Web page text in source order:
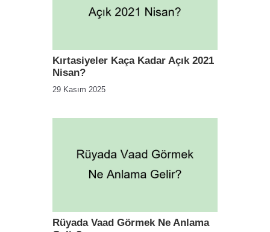
Kırtasiyeler Kaça Kadar Açık 2021
Nisan?
29 Kasım 2025
Rüyada Vaad Görmek Ne Anlama